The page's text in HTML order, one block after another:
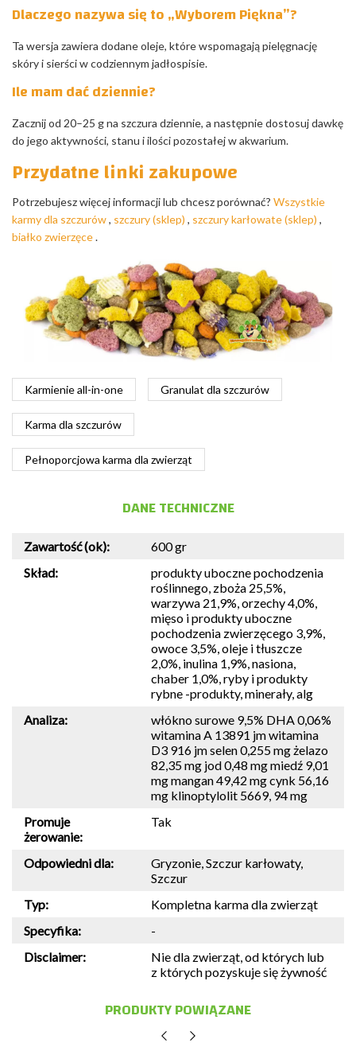
Dlaczego nazywa się to „Wyborem Piękna”?
Ta wersja zawiera dodane oleje, które wspomagają pielęgnację
skóry i sierści w codziennym jadłospisie.
Ile mam dać dziennie?
Zacznij od 20–25 g na szczura dziennie, a następnie dostosuj dawkę
do jego aktywności, stanu i ilości pozostałej w akwarium.
Przydatne linki zakupowe
Potrzebujesz więcej informacji lub chcesz porównać? Wszystkie
karmy dla szczurów, szczury (sklep) , szczury karłowate (sklep) ,
białko zwierzęce.
Karmienie all-in-one Granulat dla szczurów
Karma dla szczurów
Pełnoporcjowa karma dla zwierząt
DANE TECHNICZNE
Zawartość (ok):
600 gr
Skład:
produkty uboczne pochodzenia
roślinnego, zboża 25,5%,
warzywa 21,9%, orzechy 4,0%,
mięso i produkty uboczne
pochodzenia zwierzęcego 3,9%,
owoce 3,5%, oleje i tłuszcze
2,0%, inulina 1,9%, nasiona,
chaber 1,0%, ryby i produkty
rybne -produkty, minerały, alg
Analiza:
włókno surowe 9,5% DHA 0,06%
witamina A 13891 jm witamina
D3 916 jm selen 0,255 mg żelazo
82,35 mg jod 0,48 mg miedź 9,01
mg mangan 49,42 mg cynk 56,16
mg klinoptylolit 5669, 94 mg
Promuje
żerowanie:
Tak
Odpowiedni dla:
Gryzonie, Szczur karłowaty,
Szczur
Typ:
Kompletna karma dla zwierząt
Specyfika:
-
Disclaimer:
Nie dla zwierząt, od których lub
z których pozyskuje się żywność
PRODUKTY POWIĄZANE